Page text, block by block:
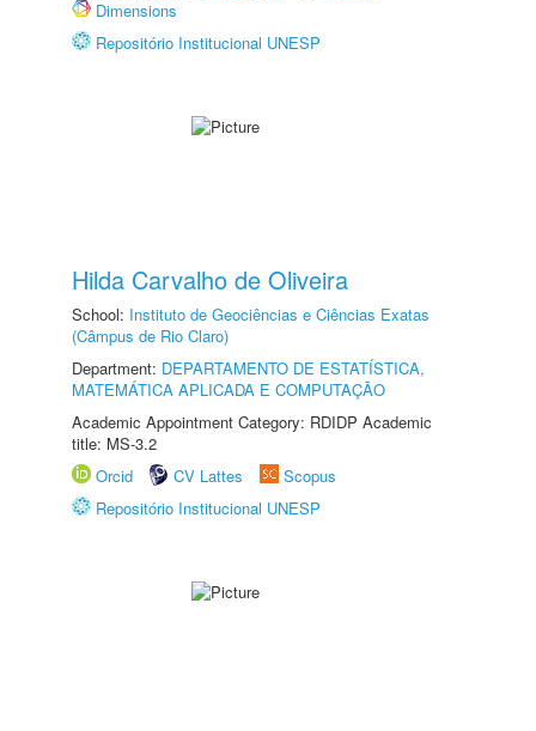
Dimensions
Repositório Institucional UNESP
Hilda Carvalho de Oliveira
School: Instituto de Geociências e Ciências Exatas
(Câmpus de Rio Claro)
Department: DEPARTAMENTO DE ESTATÍSTICA,
MATEMÁTICA APLICADA E COMPUTAÇÃO
Academic Appointment Category: RDIDP Academic
title: MS-3.2
Orcid
CV Lattes
Scopus
Repositório Institucional UNESP